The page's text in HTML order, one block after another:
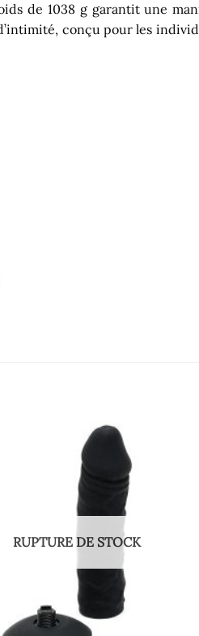
de 1038 g garantit une
conçu pour les
RUPTURE DE STOCK